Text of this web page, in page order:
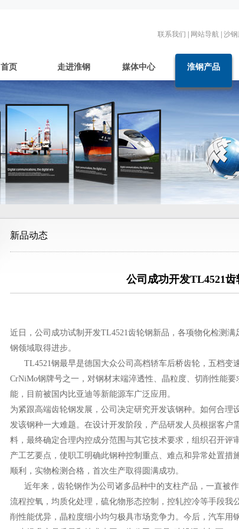
联系我们 网站导航 沙
首页 走进淮钢 媒体中心 淮钢产品
新品动态
公司成功开发TL4521
近日，公司成功试制开发TL4521齿轮钢新品，各项物化检测
钢领域取得进步。
TL4521钢最早是德国大众公司高档轿车后桥齿轮，五档变
CrNiMo钢牌号之一，对钢材末端淬透性、晶粒度、切削性能
能，目前被国内比亚迪等新能源车广泛应用。
为紧跟高端齿轮钢发展，公司决定研究开发该钢种。如何合理
发该钢种一大难题。在设计开发阶段，产品研发人员根据客户
料，最终确定合理内控成分范围与其它技术要求，组织召开评
产工艺要点，使职工明确此钢种控制重点、难点和异常处置措
顺利，实物检测合格，首次生产取得圆满成功。
近年来，齿轮钢作为公司诸多品种中的支柱产品，一直被
流程控氧，均质化处理，硫化物形态控制，控轧控冷等手段我
削性能优异，晶粒度细小均匀极具市场竞争力。今后，汽车用